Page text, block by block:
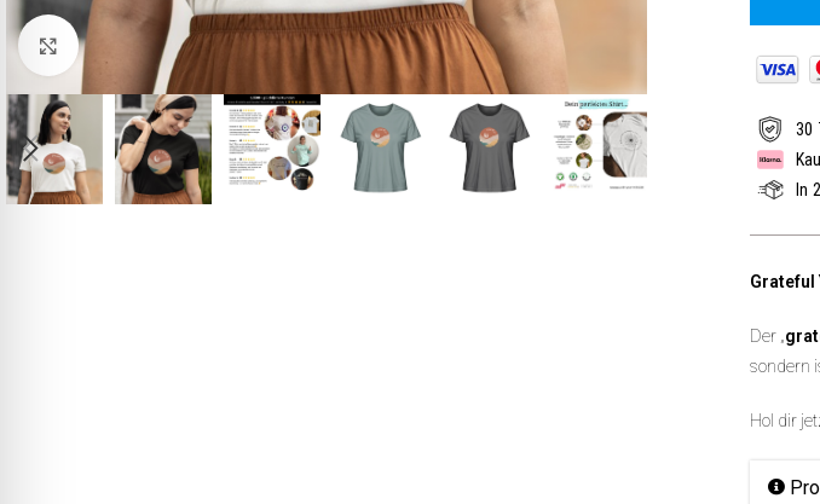
Click to enlarge
30
In
Grateful
Der „
sondern
Hol dir